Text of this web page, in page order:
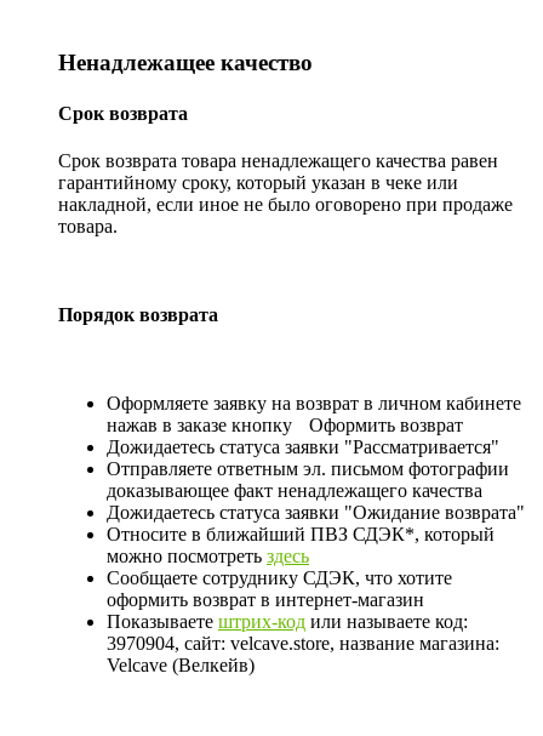
Ненадлежащее качество
Срок возврата
Срок возврата товара ненадлежащего качества равен
гарантийному сроку, который указан в чеке или
накладной, если иное не было оговорено при продаже
товара.
Порядок возврата
Оформляете заявку на возврат в личном кабинете
нажав в заказе кнопку
Оформить возврат
Дожидаетесь статуса заявки "Рассматривается"
Отправляете ответным эл. письмом фотографии
доказывающее факт ненадлежащего качества
Дожидаетесь статуса заявки "Ожидание возврата"
Относите в ближайший ПВЗ СДЭК*, который
можно посмотреть здесь
Сообщаете сотруднику СДЭК, что хотите
оформить возврат в интернет-магазин
Показываете штрих-код или называете код:
3970904, сайт: velcave.store, название магазина:
Velcave (Велкейв)